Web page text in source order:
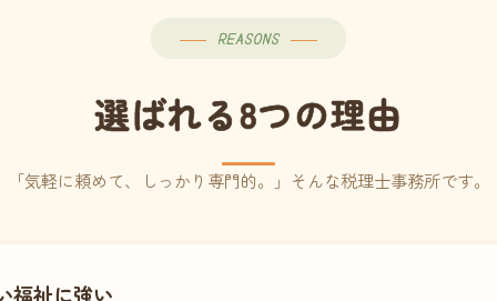
REASONS
選ばれる8つの理由
「気軽に頼めて、しっかり専門的。」そんな税理士事務所です。
福祉に強い